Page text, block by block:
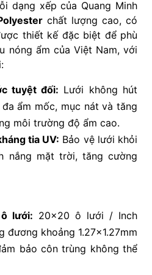
dạng xếp của Quang Minh
chất lượng cao, có
thiết kế đặc biệt để phù
nóng ẩm của Việt Nam, với
tuyệt đối: Lưới không hút
ẩm mốc, mục nát và tăng
môi trường độ ẩm cao.
tia UV: Bảo vệ lưới khỏi
nắng mặt trời, tăng cường
lưới: 20×20 ô lưới / Inch
đương khoảng 1.27×1.27mm
bảo côn trùng không thể